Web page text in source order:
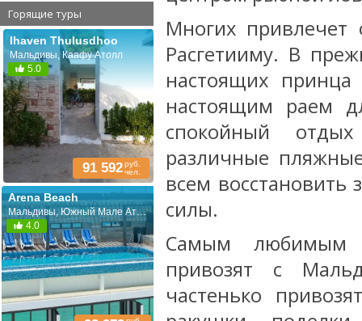
Горящие туры
Ihaven Thulusdhoo
Мальдивы, Каафу Атолл
5.0
91 592руб.
чел.
Arena Beach
Мальдивы, Южный Мале Атолл
4.0
Многих
Расгетииму. В
настоящих
настоящим раем
спокойный
различные
всем
силы.
Самым любимым
привозят с
частенько